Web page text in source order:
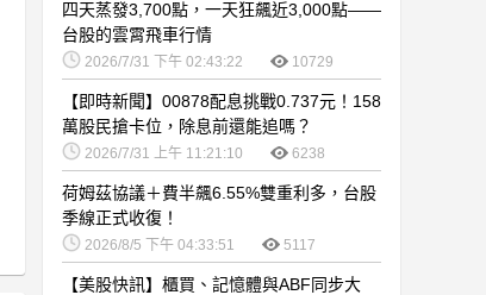
四天蒸發3,700點，一天狂飆近3,000點——
台股的雲霄飛車行情
2026/7/31 下午 02:43:22 10729
【即時新聞】00878配息挑戰0.737元！158
萬股民搶卡位，除息前還能追嗎？
2026/7/31 上午 11:21:10 6238
荷姆茲協議＋費半飆6.55%雙重利多，台股
季線正式收復！
2026/8/5 下午 04:33:51 5117
【美股快訊】櫃買、記憶體與ABF同步大